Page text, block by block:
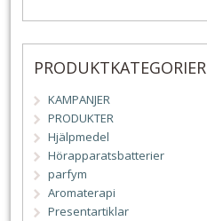
PRODUKTKATEGORIER
KAMPANJER
PRODUKTER
Hjälpmedel
Hörapparatsbatterier
parfym
Aromaterapi
Presentartiklar